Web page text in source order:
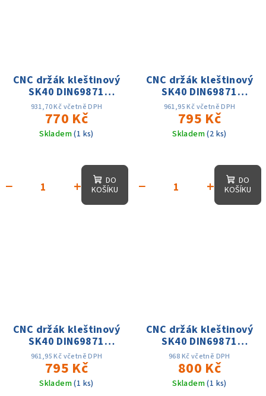
CNC držák kleštinový
SK40 DIN69871
ER32x70, D-50mm,AD,
25 tis. otáček, přes.
0.003
931,70 Kč včetně DPH
770 Kč
Skladem(1 ks)
+
−
DO
KOŠÍKU
CNC držák kleštinový
SK40 DIN69871
ER16x100,D-28mm,
AD, 25 tis. otáček,
přes. 0.003
961,95 Kč včetně DPH
795 Kč
Skladem(2 ks)
+
−
DO
KOŠÍKU
CNC držák kleštinový
SK40 DIN69871
ER40x80,D-63mm, AD,
25 tis. otáček, přes.
0.003
961,95 Kč včetně DPH
795 Kč
Skladem(1 ks)
CNC držák kleštinový
SK40 DIN69871
ER11x100,D-16mm,
AD, 25 tis. otáček,
přes. 0.003
968 Kč včetně DPH
800 Kč
Skladem(1 ks)